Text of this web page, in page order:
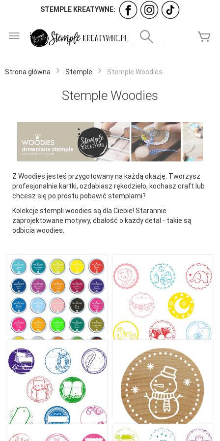
STEMPLE KREATYWNE:
do
treści
Strona główna Stemple Stemple Woodies
Stemple Woodies
Z Woodies jesteś przygotowany na każdą okazję. Tworzysz
profesjonalnie kartki, ozdabiasz rękodzieło, kochasz craft lub
chcesz się po prostu pobawić stemplami?
Kolekcje stempli woodies są dla Ciebie! Starannie
zaprojektowane motywy, dbałość o każdy detal - takie są
odbicia woodies.
Następne Następne